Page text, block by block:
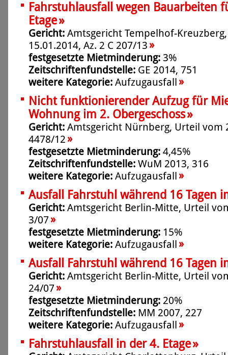
Fahrstuhlausfall wegen Bauarbeiten
Etage»
Gericht: Amtsgericht Tempelhof-
15.01.2014, Az. 2 C 207/13»
festgesetzte Mietminderung: 3%
Zeitschriftenfundstelle: GE 2014, 751
weitere Kategorie: Aufzugausfall »
Nicht funktionierender Aufzug für
Wohnung im 2. Obergeschoss»
Gericht: Amtsgericht Nürnberg, Urteil vom
4478/12»
festgesetzte Mietminderung: 4,45%
Zeitschriftenfundstelle: WuM 2013, 316
weitere Kategorie: Aufzugausfall »
Ausfall Fahrstuhl während 16 Tagen
Gericht: Amtsgericht Berlin-Mitte, Urteil
3/07»
festgesetzte Mietminderung: 15%
weitere Kategorie: Aufzugausfall »
Ausfall Fahrstuhl während 16 Tagen
Gericht: Amtsgericht Berlin-Mitte, Urteil
24/07»
festgesetzte Mietminderung: 20%
Zeitschriftenfundstelle: MM 2007, 227
weitere Kategorie: Aufzugausfall »
Fahrstuhlausfall in der 4. Etage»